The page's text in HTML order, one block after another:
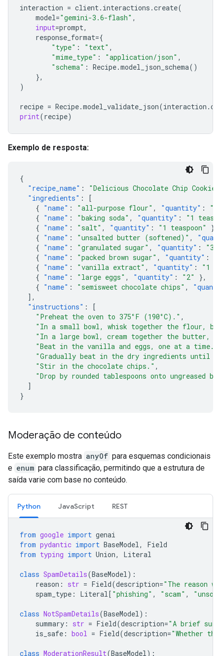
interaction = client. interactions .create(
model="gemini-3.6-flash" ,
input=prompt,
response_format={
"type" : "text" ,
"mime_type" : "application/json" ,
"schema" : Recipe.model_json_schema()
},
)
recipe = Recipe.model_validate_json(interaction .
print(recipe)
Exemplo de resposta:
{
"recipe_name" :
"Delicious Chocolate Chip
"ingredients" :
[
{ "name" : "all-purpose flour" , "quantity" :
"2
{ "name" : "baking soda" , "quantity" :
"1
{ "name" : "salt" , "quantity" : "1 teaspoon"
},
{ "name" : "unsalted butter (softened)" ,
{ "name" : "granulated sugar" , "quantity" :
"3/
{ "name" : "packed brown sugar" , "quantity" :
{ "name" : "vanilla extract" , "quantity" :
"1
{ "name" : "large eggs" , "quantity" : "2"
},
{ "name" : "semisweet chocolate chips" ,
],
"instructions" :
[
"Preheat the oven to 375°F (190°C)." ,
"In a small bowl, whisk together the flour,
"In a large bowl, cream together the butter,
"Beat in the vanilla and eggs, one at a time."
"Gradually beat in the dry ingredients until
"Stir in the chocolate chips." ,
"Drop by rounded tablespoons onto ungreased
]
}
Moderação de conteúdo
Este exemplo mostra anyOf para esquemas condicionais
e enum para classificação, permitindo que a estrutura de
saída varie com base no conteúdo.
Python JavaScript REST
from google import genai
from pydantic import BaseModel,
Field
from typing import Union, Literal
class SpamDetails(BaseModel):
reason : str = Field(description="The reason
spam_type : Literal[ "phishing" , "scam" ,
class NotSpamDetails(BaseModel):
summary : str = Field(description="A brief
is_safe : bool = Field(description="Whether
class ModerationResult(BaseModel):